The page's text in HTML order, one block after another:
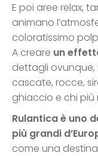
E poi aree relax,
animano
coloratissimo
A creare un
dettagli ovunque,
cascate, rocce,
ghiaccio e chi più
Rulantica è uno
più grandi
come una